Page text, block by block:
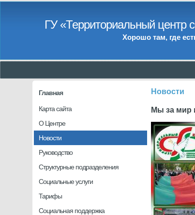
ГУ «Территориальный центр
Хорошо там, где
Главная
Карта сайта
О Центре
Новости
Руководство
Структурные подразделения
Социальные услуги
Тарифы
Социальная поддержка
Новости
Мы за мир